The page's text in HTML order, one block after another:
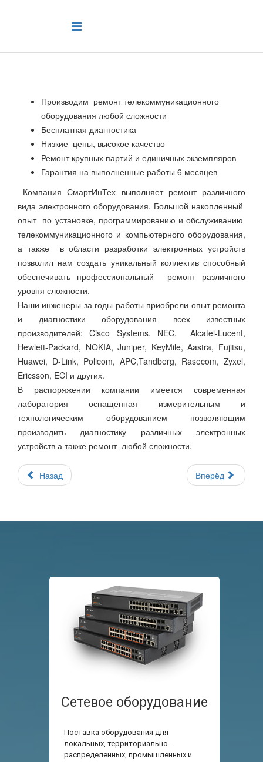
Производим ремонт телекоммуникационного
оборудования любой сложности
Бесплатная диагностика
Низкие цены, высокое качество
Ремонт крупных партий и единичных экземпляров
Гарантия на выполненные работы 6 месяцев
Компания СмартИнТех выполняет ремонт различного
вида электронного оборудования. Большой накопленный
опыт по установке, программированию и обслуживанию
телекоммуникационного и компьютерного оборудования,
а также в области разработки электронных устройств
позволил нам создать уникальный коллектив способный
обеспечивать профессиональный ремонт различного
уровня сложности.
Наши инженеры за годы работы приобрели опыт ремонта
и диагностики оборудования всех известных
производителей: Cisco Systems, NEC, Alcatel-Lucent,
Hewlett-Packard, NOKIA, Juniper, KeyMile, Aastra, Fujitsu,
Huawei, D-Link, Policom, APC,Tandberg, Rasecom, Zyxel,
Ericsson, ECI и других.
В распоряжении компании имеется современная
лаборатория оснащенная измерительным и
технологическим оборудованием позволяющим
производить диагностику различных электронных
устройств а также ремонт любой сложности.
Назад Вперёд
Сетевое оборудование
Поставка оборудования для
локальных, территориально-
распределенных, промышленных и